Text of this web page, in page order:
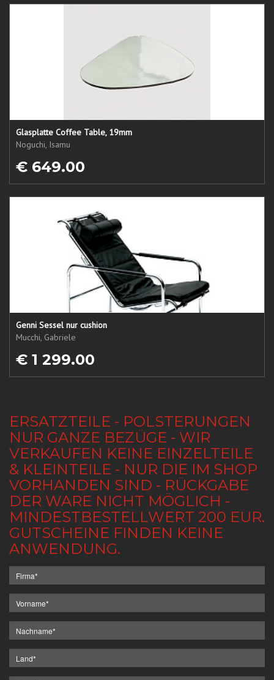
Glasplatte Coffee Table, 19mm
Noguchi, Isamu
€ 649.00
Genni Sessel nur cushion
Mucchi, Gabriele
€ 1 299.00
ERSATZTEILE - POLSTERUNGEN
NUR GANZE BEZÜGE - WIR
VERKAUFEN KEINE EINZELTEILE
& KLEINTEILE - NUR DIE IM SHOP
VORHANDEN SIND - RÜCKGABE
DER WARE NICHT MÖGLICH -
MINDESTBESTELLWERT 200 EUR.
GUTSCHEINE FINDEN KEINE
ANWENDUNG.